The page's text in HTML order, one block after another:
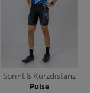
Sprint & Kurzdistanz
Pulse